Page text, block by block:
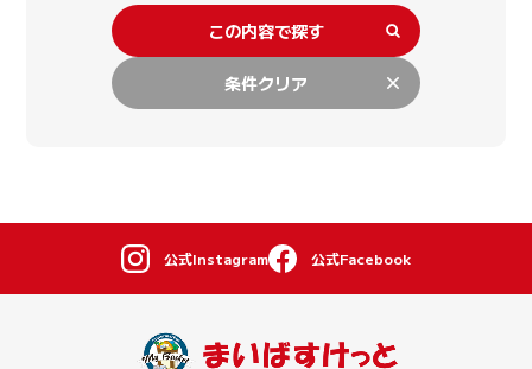
この内容で探す
条件クリア
公式Instagram 公式Facebook